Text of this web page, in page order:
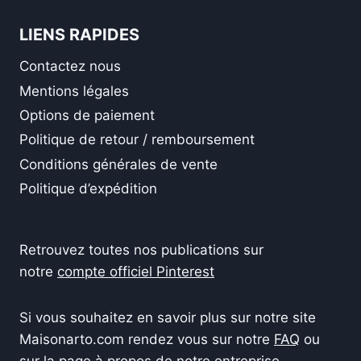
LIENS RAPIDES
Contactez nous
Mentions légales
Options de paiement
Politique de retour / remboursement
Conditions générales de vente
Politique d’expédition
Retrouvez toutes nos publications sur
notre compte officiel Pinterest
Si vous souhaitez en savoir plus sur notre site
Maisonarto.com rendez vous sur notre FAQ ou